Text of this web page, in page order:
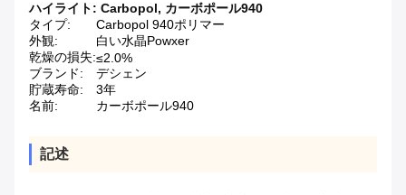
ハイライト: Carbopol, カーボポール940
タイプ:
Carbopol 940ポリマー
外観:
白い水晶Powxer
乾燥の損失:≤2.0%
ブランド:
デシェン
貯蔵寿命:
3年
名前:
カーボポール940
記述